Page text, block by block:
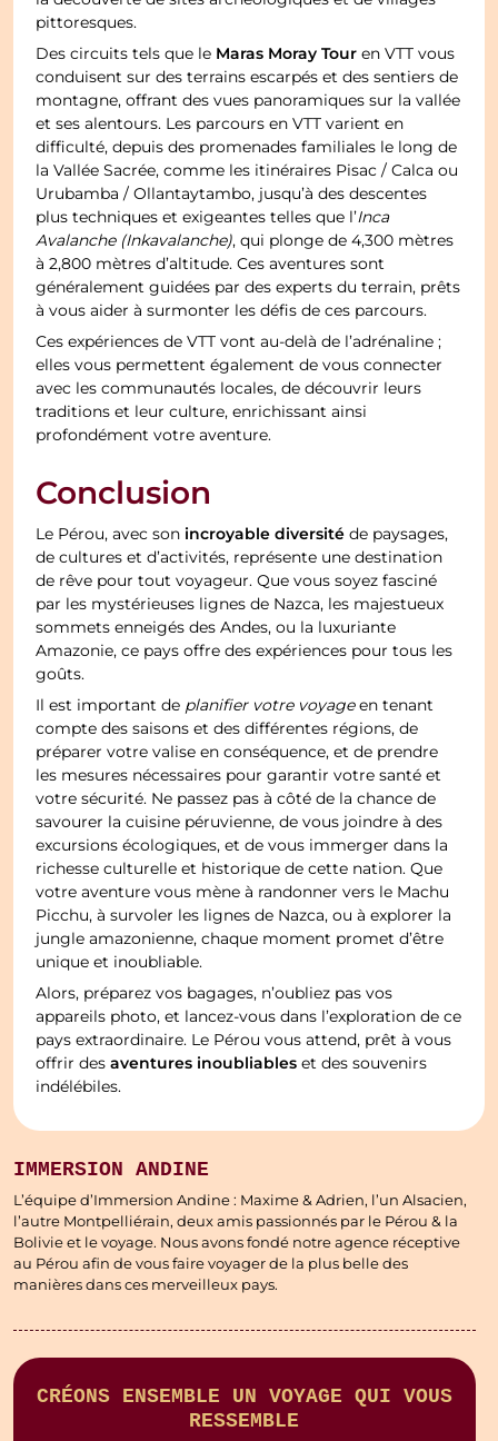
pittoresques.
Des circuits tels que le Maras Moray Tour en VTT vous
conduisent sur des terrains escarpés et des sentiers de
montagne, offrant des vues panoramiques sur la vallée
et ses alentours. Les parcours en VTT varient en
difficulté, depuis des promenades familiales le long de
la Vallée Sacrée, comme les itinéraires Pisac / Calca ou
Urubamba / Ollantaytambo, jusqu’à des descentes
plus techniques et exigeantes telles que l’Inca
Avalanche (Inkavalanche), qui plonge de 4,300 mètres
à 2,800 mètres d’altitude. Ces aventures sont
généralement guidées par des experts du terrain, prêts
à vous aider à surmonter les défis de ces parcours.
Ces expériences de VTT vont au-delà de l’adrénaline ;
elles vous permettent également de vous connecter
avec les communautés locales, de découvrir leurs
traditions et leur culture, enrichissant ainsi
profondément votre aventure.
Conclusion
Le Pérou, avec son incroyable diversité de paysages,
de cultures et d’activités, représente une destination
de rêve pour tout voyageur. Que vous soyez fasciné
par les mystérieuses lignes de Nazca, les majestueux
sommets enneigés des Andes, ou la luxuriante
Amazonie, ce pays offre des expériences pour tous les
goûts.
Il est important de planifier votre voyageen tenant
compte des saisons et des différentes régions, de
préparer votre valise en conséquence, et de prendre
les mesures nécessaires pour garantir votre santé et
votre sécurité. Ne passez pas à côté de la chance de
savourer la cuisine péruvienne, de vous joindre à des
excursions écologiques, et de vous immerger dans la
richesse culturelle et historique de cette nation. Que
votre aventure vous mène à randonner vers le Machu
Picchu, à survoler les lignes de Nazca, ou à explorer la
jungle amazonienne, chaque moment promet d’être
unique et inoubliable.
Alors, préparez vos bagages, n’oubliez pas vos
appareils photo, et lancez-vous dans l’exploration de ce
pays extraordinaire. Le Pérou vous attend, prêt à vous
offrir desaventures inoubliables et des souvenirs
indélébiles.
IMMERSION ANDINE
L’équipe d’Immersion Andine : Maxime & Adrien, l’un Alsacien,
l’autre Montpelliérain, deux amis passionnés par le Pérou & la
Bolivie et le voyage. Nous avons fondé notre agence réceptive
au Pérou afin de vous faire voyager de la plus belle des
manières dans ces merveilleux pays.
CRÉONS ENSEMBLE UN VOYAGE QUI VOUS
RESSEMBLE